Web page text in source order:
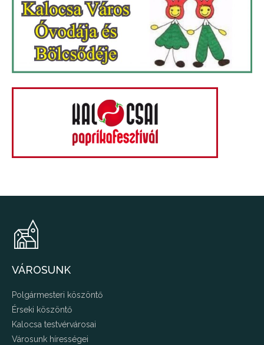
VÁROSUNK
Polgármesteri köszöntő
Érseki köszöntő
Kalocsa testvérvárosai
Városunk hírességei